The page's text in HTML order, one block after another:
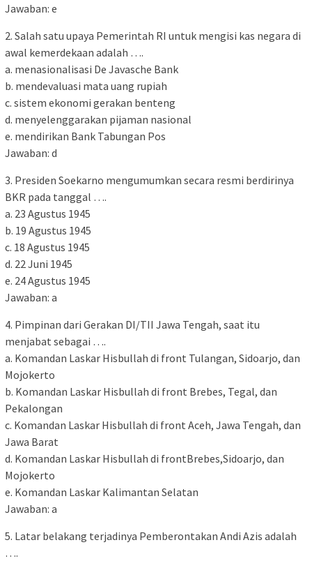
Jawaban: e
2. Salah satu upaya Pemerintah RI untuk mengisi kas negara di
awal kemerdekaan adalah ….
a. menasionalisasi De Javasche Bank
b. mendevaluasi mata uang rupiah
c. sistem ekonomi gerakan benteng
d. menyelenggarakan pijaman nasional
e. mendirikan Bank Tabungan Pos
Jawaban: d
3. Presiden Soekarno mengumumkan secara resmi berdirinya
BKR pada tanggal ….
a. 23 Agustus 1945
b. 19 Agustus 1945
c. 18 Agustus 1945
d. 22 Juni 1945
e. 24 Agustus 1945
Jawaban: a
4. Pimpinan dari Gerakan DI/TII Jawa Tengah, saat itu
menjabat sebagai ….
a. Komandan Laskar Hisbullah di front Tulangan, Sidoarjo, dan
Mojokerto
b. Komandan Laskar Hisbullah di front Brebes, Tegal, dan
Pekalongan
c. Komandan Laskar Hisbullah di front Aceh, Jawa Tengah, dan
Jawa Barat
d. Komandan Laskar Hisbullah di frontBrebes,Sidoarjo, dan
Mojokerto
e. Komandan Laskar Kalimantan Selatan
Jawaban: a
5. Latar belakang terjadinya Pemberontakan Andi Azis adalah
….